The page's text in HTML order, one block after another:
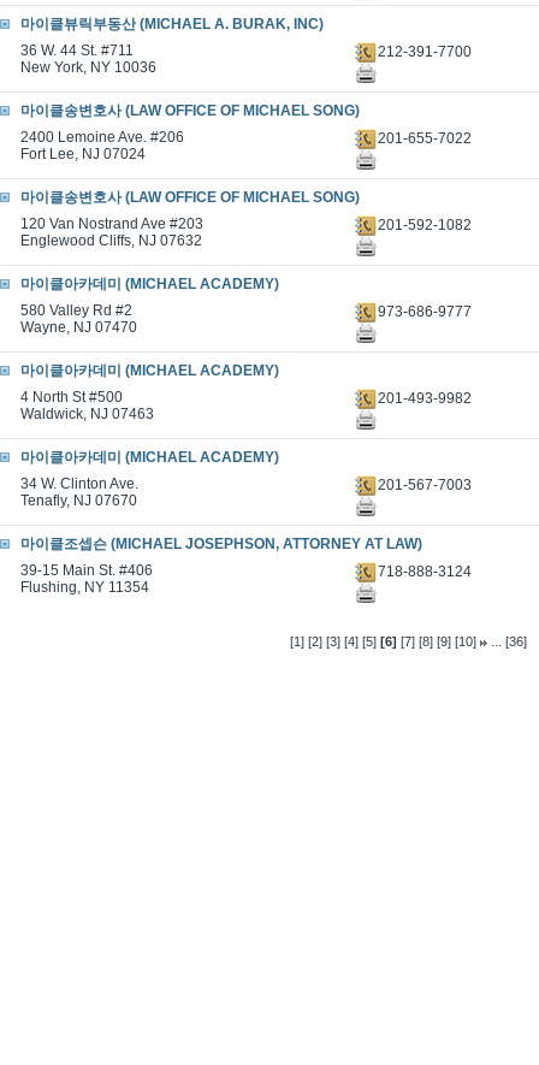
마이클뷰릭부동산 (MICHAEL A. BURAK, INC)
36 W. 44 St. #711
New York, NY 10036
212-391-7700
마이클송변호사 (LAW OFFICE OF MICHAEL SONG)
2400 Lemoine Ave. #206
Fort Lee, NJ 07024
201-655-7022
마이클송변호사 (LAW OFFICE OF MICHAEL SONG)
120 Van Nostrand Ave #203
Englewood Cliffs, NJ 07632
201-592-1082
마이클아카데미 (MICHAEL ACADEMY)
580 Valley Rd #2
Wayne, NJ 07470
973-686-9777
마이클아카데미 (MICHAEL ACADEMY)
4 North St #500
Waldwick, NJ 07463
201-493-9982
마이클아카데미 (MICHAEL ACADEMY)
34 W. Clinton Ave.
Tenafly, NJ 07670
201-567-7003
마이클조셉슨 (MICHAEL JOSEPHSON, ATTORNEY AT LAW)
39-15 Main St. #406
Flushing, NY 11354
718-888-3124
[1] [2] [3] [4] [5] [6] [7] [8] [9] [10] ... [36]